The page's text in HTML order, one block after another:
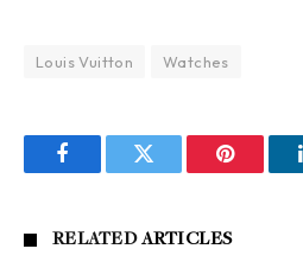
Louis Vuitton Watches
FacebookTwitter Pinterest
RELATEDARTICLES